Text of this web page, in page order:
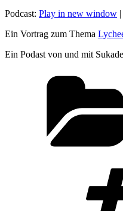
Podcast: Play in new window |
Ein Vortrag zum Thema
Ein Podast von und mit